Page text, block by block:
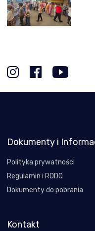
Dokumenty i
Polityka prywatności
Regulamin i RODO
Dokumenty do pobrania
Kontakt